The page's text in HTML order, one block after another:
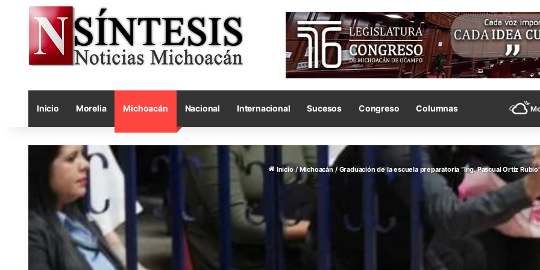
Inicio Morelia Michoacán Nacional Internacional Sucesos Congreso Columnas
Inicio / Michoacán / Graduación de la escuela preparatoria “Ing. Pascual Ortiz